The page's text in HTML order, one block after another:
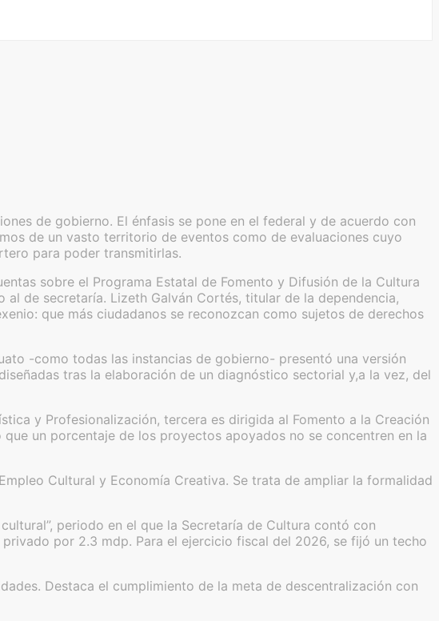
de gobierno. El énfasis se pone en el federal y de acuerdo con
de un vasto territorio de eventos como de evaluaciones cuyo
para poder transmitirlas.
sobre el Programa Estatal de Fomento y Difusión de la Cultura
de secretaría. Lizeth Galván Cortés, titular de la dependencia,
que más ciudadanos se reconozcan como sujetos de derechos
-como todas las instancias de gobierno- presentó una versión
tras la elaboración de un diagnóstico sectorial y,a la vez, del
y Profesionalización, tercera es dirigida al Fomento a la Creación
un porcentaje de los proyectos apoyados no se concentren en la
Cultural y Economía Creativa. Se trata de ampliar la formalidad
periodo en el que la Secretaría de Cultura contó con
por 2.3 mdp. Para el ejercicio fiscal del 2026, se fijó un techo
Destaca el cumplimiento de la meta de descentralización con